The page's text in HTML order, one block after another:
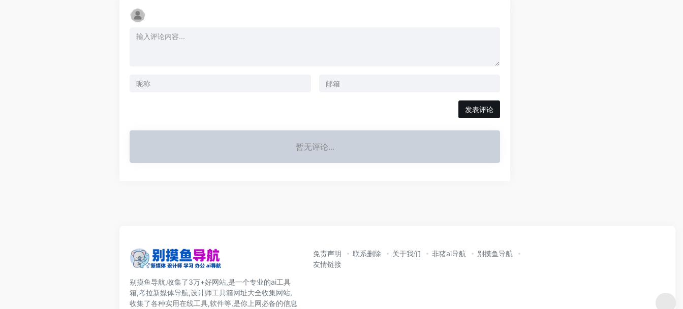
发表评论
暂无评论...
别摸鱼导航,收集了3万+好网站,是一个专业的ai工具
箱,考拉新媒体导航,设计师工具箱网址大全收集网站,
收集了各种实用在线工具,软件等,是你上网必备的信息
免责声明 联系删除 关于我们 非猪ai导航
别摸鱼导航
友情链接